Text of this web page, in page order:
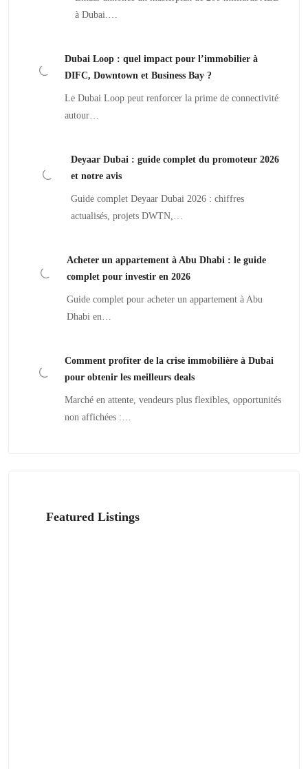
à Dubai.…
Dubai Loop : quel impact pour l’immobilier à
DIFC, Downtown et Business Bay ?
Le Dubai Loop peut renforcer la prime de connectivité
autour…
Deyaar Dubai : guide complet du promoteur 2026
et notre avis
Guide complet Deyaar Dubai 2026 : chiffres
actualisés, projets DWTN,…
Acheter un appartement à Abu Dhabi : le guide
complet pour investir en 2026
Guide complet pour acheter un appartement à Abu
Dhabi en…
Comment profiter de la crise immobilière à Dubai
pour obtenir les meilleurs deals
Marché en attente, vendeurs plus flexibles, opportunités
non affichées :…
Featured Listings